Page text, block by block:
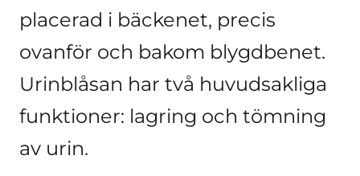
placerad i bäckenet, precis
ovanför och bakom blygdbenet.
Urinblåsan har två huvudsakliga
funktioner: lagring och tömning
av urin.